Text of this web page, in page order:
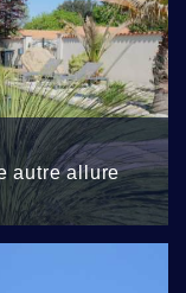
autre allure